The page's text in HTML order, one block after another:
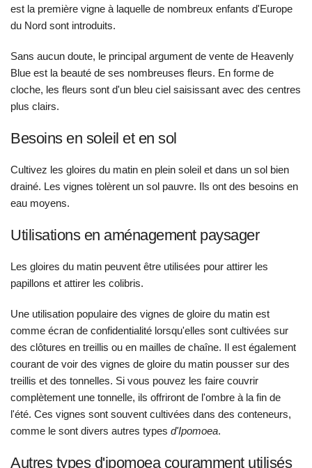
est la première vigne à laquelle de nombreux enfants d'Europe
du Nord sont introduits.
Sans aucun doute, le principal argument de vente de Heavenly
Blue est la beauté de ses nombreuses fleurs. En forme de
cloche, les fleurs sont d'un bleu ciel saisissant avec des centres
plus clairs.
Besoins en soleil et en sol
Cultivez les gloires du matin en plein soleil et dans un sol bien
drainé. Les vignes tolèrent un sol pauvre. Ils ont des besoins en
eau moyens.
Utilisations en aménagement paysager
Les gloires du matin peuvent être utilisées pour attirer les
papillons et attirer les colibris.
Une utilisation populaire des vignes de gloire du matin est
comme écran de confidentialité lorsqu'elles sont cultivées sur
des clôtures en treillis ou en mailles de chaîne. Il est également
courant de voir des vignes de gloire du matin pousser sur des
treillis et des tonnelles. Si vous pouvez les faire couvrir
complètement une tonnelle, ils offriront de l'ombre à la fin de
l'été. Ces vignes sont souvent cultivées dans des conteneurs,
comme le sont divers autres types d'Ipomoea.
Autres types d'ipomoea couramment utilisés